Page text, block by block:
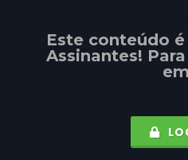
Este conteúdo
Assinantes!